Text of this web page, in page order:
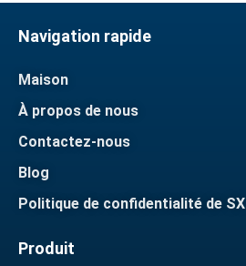
Navigation rapide
Maison
À propos de nous
Contactez-nous
Blog
Politique de confidentialité de SX
Produit